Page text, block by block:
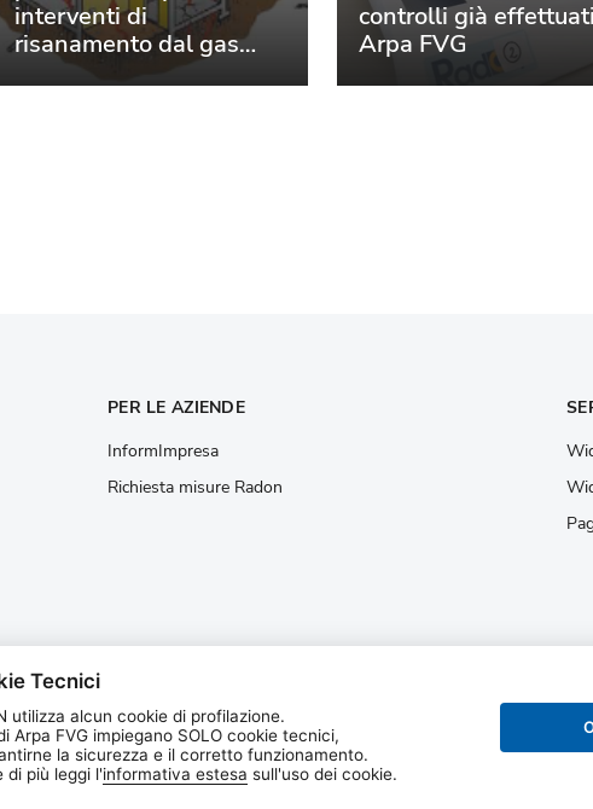
interventi di
risanamento dal gas
controlli già
Arpa FVG
PER LE AZIENDE
InformImpresa
Richiesta misure Radon
regionale per la
dell’ambiente del
Tecnici
utilizza alcun cookie di profilazione.
Arpa FVG impiegano SOLO cookie tecnici,
la sicurezza e il corretto funzionamento.
di più leggi l'informativa estesa sull'uso dei cookie.